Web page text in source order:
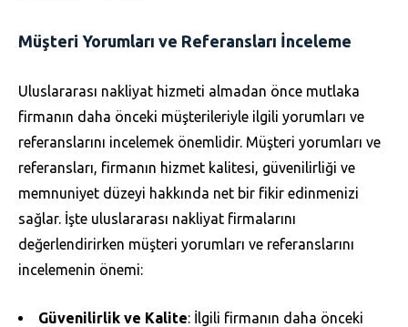
Müşteri Yorumları ve Referansları İnceleme
Uluslararası nakliyat hizmeti almadan önce mutlaka
firmanın daha önceki müşterileriyle ilgili yorumları ve
referanslarını incelemek önemlidir. Müşteri yorumları ve
referansları, firmanın hizmet kalitesi, güvenilirliği ve
memnuniyet düzeyi hakkında net bir fikir edinmenizi
sağlar. İşte uluslararası nakliyat firmalarını
değerlendirirken müşteri yorumları ve referanslarını
incelemenin önemi:
Güvenilirlik ve Kalite: İlgili firmanın daha önceki